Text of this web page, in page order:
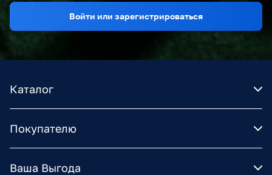
Войти или зарегистрироваться
Каталог
Покупателю
Ваша Выгода